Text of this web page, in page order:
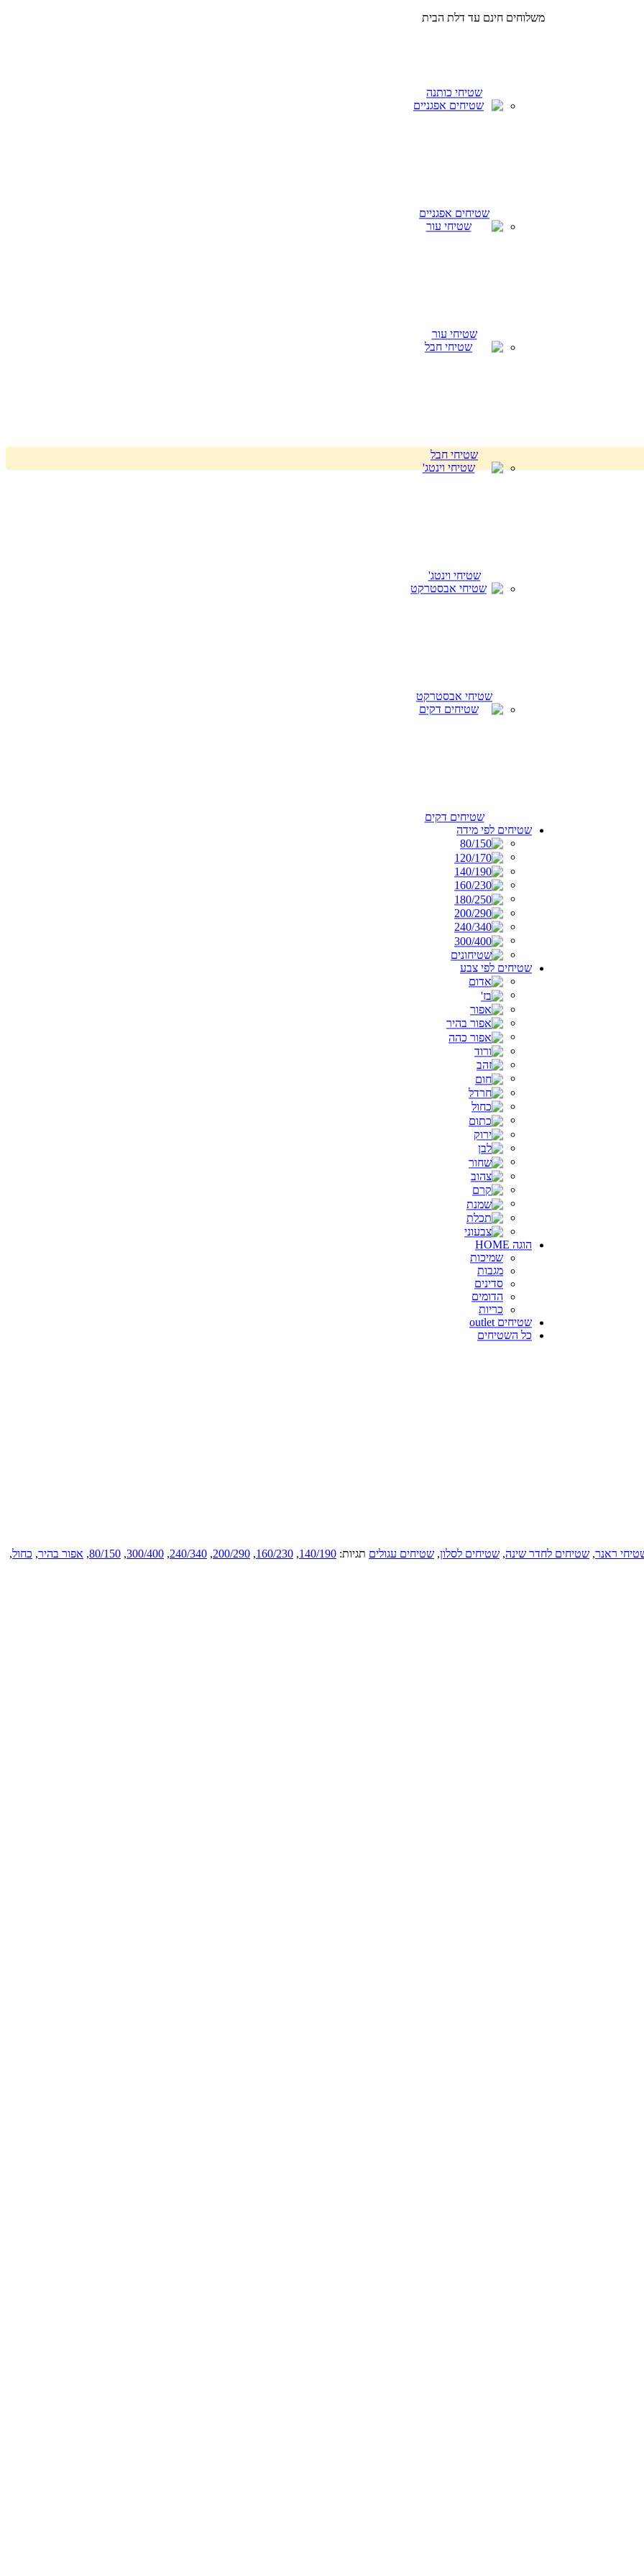
משלוחים חינם עד דלת הבית
שטיחי כותנה
שטיחים אפגניים
שטיחי עור
שטיחי חבל
שטיחי וינטג'
שטיחי אבסטרקט
שטיחים דקים
שטיחים לפי מידה
שטיחים לפי צבע
הוגה HOME
שמיכות
מגבות
סדינים
הדומים
כריות
שטיחים outlet
כל השטיחים
ראנר, שטיחים לחדר שינה, שטיחים לסלון, שטיחים עגולים תגיות: 140/190
,
160/230
,
200/290
,
240/340
,
300/400
,
80/150
, אפור בהיר, כחול,